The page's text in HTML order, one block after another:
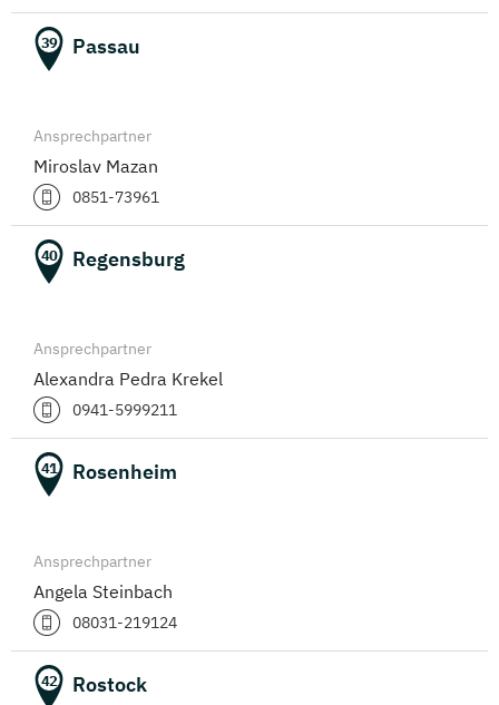
39 Passau
Ansprechpartner
Miroslav Mazan
0851-73961
40 Regensburg
Ansprechpartner
Alexandra Pedra Krekel
0941-5999211
41 Rosenheim
Ansprechpartner
Angela Steinbach
08031-219124
42 Rostock